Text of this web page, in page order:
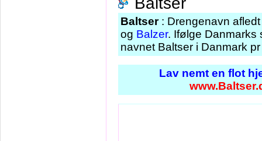
Baltser: Drengenavn
og Balzer. Ifølge Danmarks
navnet Baltser i Danmark
Lav nemt en flot